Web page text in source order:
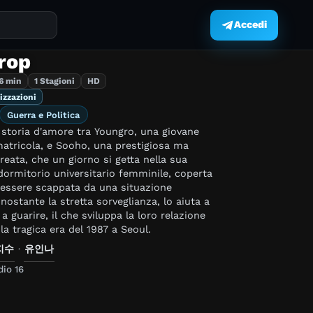
Accedi
min 1 Stagioni
HD
Guerra e Politica
d'amore tra Youngro, una giovane
e Sooho, una prestigiosa ma
che un giorno si getta nella sua
universitario femminile, coperta
scappata da una situazione
guarire, il che sviluppa la loro relazione
tragica era del 1987 a Seoul.
수 · 유인나
16